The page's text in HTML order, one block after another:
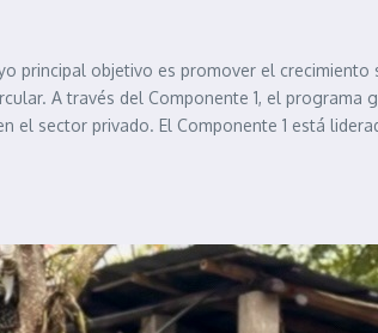
principal objetivo es promover el
A través del Componente 1, el
el sector privado. El Componente 1 está